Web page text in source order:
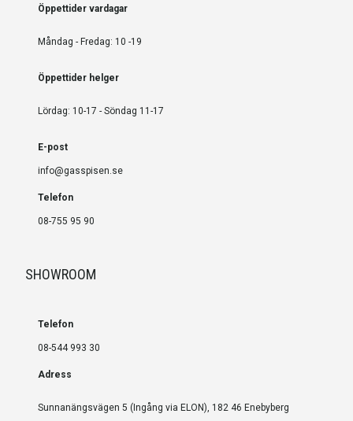
Öppettider vardagar
Måndag - Fredag: 10 -19
Öppettider helger
Lördag: 10-17 - Söndag 11-17
E-post
info@gasspisen.se
Telefon
08-755 95 90
SHOWROOM
Telefon
08-544 993 30
Adress
Sunnanängsvägen 5 (Ingång via ELON), 182 46 Enebyberg